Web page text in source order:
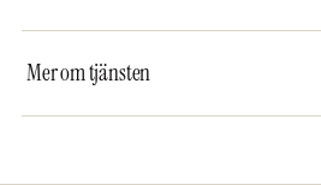
Mer om tjänsten